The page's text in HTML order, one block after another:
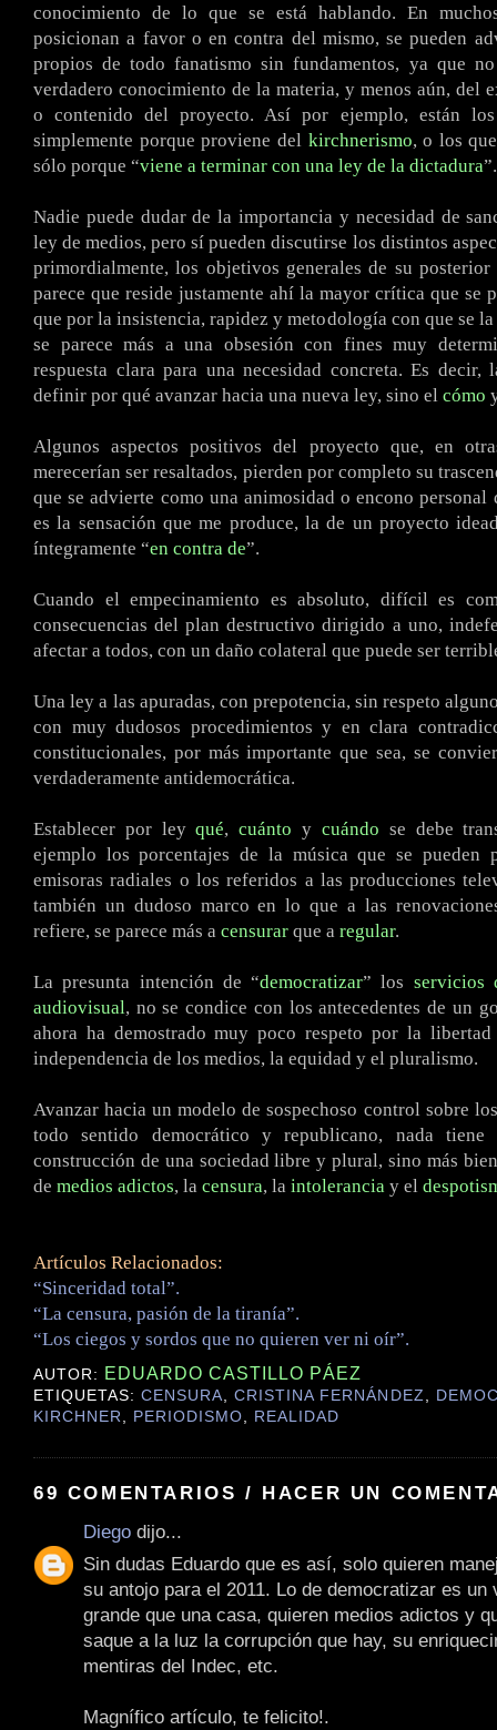
conocimiento de lo que se está hablando. En
posicionan a favor o en contra del mismo, se pueden
propios de todo fanatismo sin fundamentos, ya que
verdadero conocimiento de la materia, y menos aún, del
o contenido del proyecto. Así por ejemplo, están
simplemente porque proviene del kirchnerismo, o los
sólo porque “viene a terminar con una ley de la dictadura”.
Nadie puede dudar de la importancia y necesidad de
ley de medios, pero sí pueden discutirse los distintos
primordialmente, los objetivos generales de su
parece que reside justamente ahí la mayor crítica que se
que por la insistencia, rapidez y metodología con que se
se parece más a una obsesión con fines muy
respuesta clara para una necesidad concreta. Es decir,
definir por qué avanzar hacia una nueva ley, sino el cómo
Algunos aspectos positivos del proyecto que, en
merecerían ser resaltados, pierden por completo su
que se advierte como una animosidad o encono personal
es la sensación que me produce, la de un proyecto
íntegramente “en contra de”.
Cuando el empecinamiento es absoluto, difícil es
consecuencias del plan destructivo dirigido a uno,
afectar a todos, con un daño colateral que puede ser
Una ley a las apuradas, con prepotencia, sin respeto
con muy dudosos procedimientos y en clara
constitucionales, por más importante que sea, se
verdaderamente antidemocrática.
Establecer por leyqué,cuánto y cuándo se debe
ejemplo los porcentajes de la música que se pueden
emisoras radiales o los referidos a las producciones
también un dudoso marco en lo que a las
refiere, se parece más a censurar que a regular.
La presunta intención de “democratizar” los servicios
audiovisual, no se condice con los antecedentes de un
ahora ha demostrado muy poco respeto por la
independencia de los medios, la equidad y el pluralismo.
Avanzar hacia un modelo de sospechoso control sobre
todo sentido democrático y republicano, nada
construcción de una sociedad libre y plural, sino más
de medios adictos, la censura, la intolerancia y el
Artículos Relacionados:
“Sinceridad total”.
“La censura, pasión de la tiranía”.
“Los ciegos y sordos que no quieren ver ni oír”.
AUTOR: EDUARDO CASTILLO PÁEZ
ETIQUETAS:CENSURA,CRISTINA FERNÁNDEZ,
KIRCHNER, PERIODISMO, REALIDAD
69 COMENTARIOS / HACER UN
Diego dijo...
Sin dudas Eduardo que es así, solo quieren
su antojo para el 2011. Lo de democratizar es un
grande que una casa, quieren medios adictos y
saque a la luz la corrupción que hay, su
mentiras del Indec, etc.
Magnífico artículo, te felicito!.